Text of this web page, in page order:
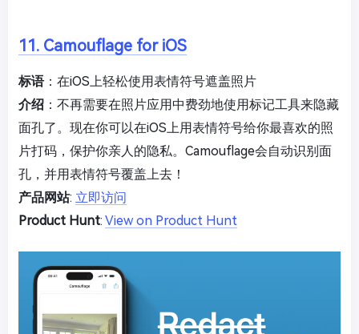
11. Camouflage for iOS
标语：在iOS上轻松使用表情符号遮盖照片
介绍 ：不再需要在照片应用中费劲地使用标记工具来隐藏
面孔了。现在你可以在iOS上用表情符号给你最喜欢的照
片打码，保护你亲人的隐私。Camouflage会自动识别面
孔，并用表情符号覆盖上去！
产品网站: 立即访问
Product Hunt: View on Product Hunt